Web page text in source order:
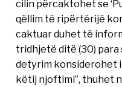
cilin përcaktohet se
qëllim të ripërtërijë
caktuar duhet të
tridhjetë ditë (30) para
detyrim konsiderohet
këtij njoftimi”, thuhet